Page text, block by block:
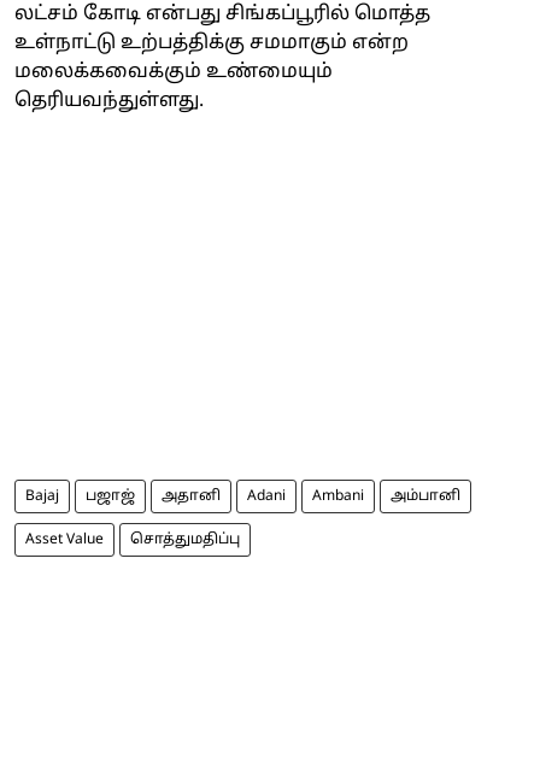
லட்சம் கோடி என்பது சிங்கப்பூரில் மொத்த
உள்நாட்டு உற்பத்திக்கு சமமாகும் என்ற
மலைக்கவைக்கும் உண்மையும்
தெரியவந்துள்ளது.
Bajaj பஜாஜ் அதானி Adani Ambani அம்பானி
Asset Value சொத்துமதிப்பு